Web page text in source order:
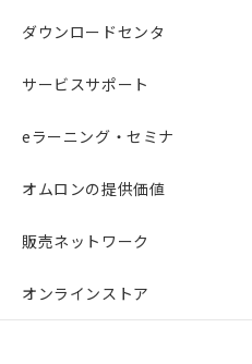
ダウンロードセンタ
サービスサポート
eラーニング・セミナ
オムロンの提供価値
販売ネットワーク
オンラインストア